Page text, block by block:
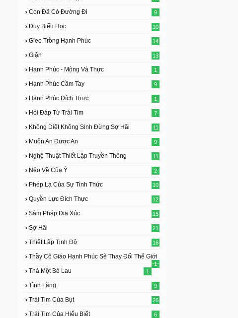
Con Đã Có Đường Đi 9
Duy Biểu Học 10
Gieo Trồng Hạnh Phúc 14
Giận 13
Hạnh Phúc - Mộng Và Thực 1
Hạnh Phúc Cầm Tay 9
Hạnh Phúc Đích Thực 1
Hỏi Đáp Từ Trái Tim 7
Không Diệt Không Sinh Đừng Sợ Hãi 11
Muốn An Được An 9
Nghệ Thuật Thiết Lập Truyền Thông 11
Nẻo Về Của Ý 2
Phép Lạ Của Sự Tỉnh Thức 10
Quyền Lực Đích Thực 12
Sám Pháp Địa Xúc 15
Sợ Hãi 21
Thiết Lập Tịnh Độ 16
Thầy Cô Giáo Hạnh Phúc Sẽ Thay Đổi Thế Giới
1
Thả Một Bè Lau 1
Tĩnh Lặng 9
Trái Tim Của Bụt 26
Trái Tim Của Hiểu Biết 6